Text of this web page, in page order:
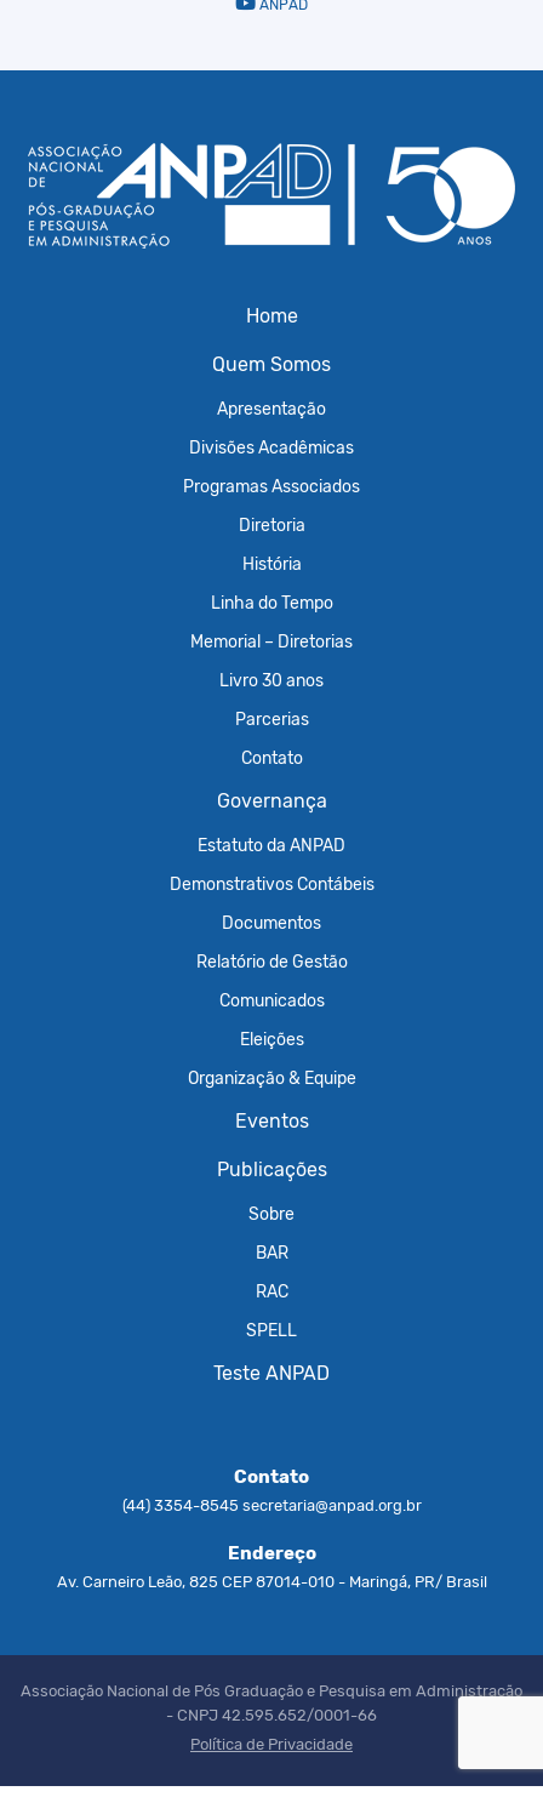
ANPAD
Home
Quem Somos
Apresentação
Divisões Acadêmicas
Programas Associados
Diretoria
História
Linha do Tempo
Memorial – Diretorias
Livro 30 anos
Parcerias
Contato
Governança
Estatuto da ANPAD
Demonstrativos Contábeis
Documentos
Relatório de Gestão
Comunicados
Eleições
Organização & Equipe
Eventos
Publicações
Sobre
BAR
RAC
SPELL
Teste ANPAD
Contato
(44) 3354-8545 secretaria@anpad.org.br
Endereço
Av. Carneiro Leão, 825 CEP 87014-010 - Maringá, PR/ Brasil
Associação Nacional de Pós Graduação e Pesquisa em Administração
- CNPJ 42.595.652/0001-66
Política de Privacidade